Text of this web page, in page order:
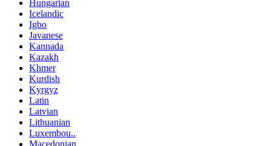
Hungarian
Icelandic
Igbo
Javanese
Kannada
Kazakh
Khmer
Kurdish
Kyrgyz
Latin
Latvian
Lithuanian
Luxembou..
Macedonian